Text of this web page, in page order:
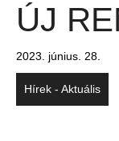
ÚJ
2023. június. 28.
Hírek - Aktuális